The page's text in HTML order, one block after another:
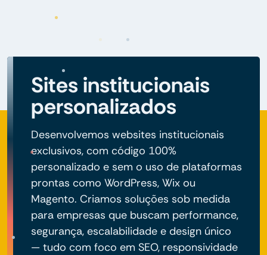
Sites institucionais
personalizados
Desenvolvemos websites institucionais
exclusivos, com código 100%
personalizado e sem o uso de plataformas
prontas como WordPress, Wix ou
Magento. Criamos soluções sob medida
para empresas que buscam performance,
segurança, escalabilidade e design único
— tudo com foco em SEO, responsividade